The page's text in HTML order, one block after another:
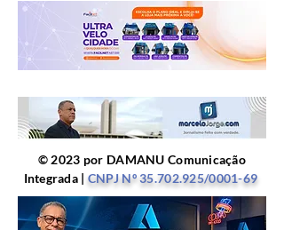
© 2023 por DAMANU Comunicação
Integrada | CNPJ Nº35.702.925/0001-69